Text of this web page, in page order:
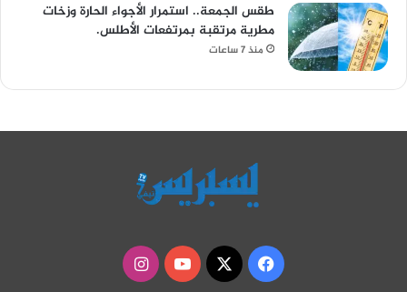
طقس الجمعة.. استمرار الأجواء الحارة وزخات
مطرية مرتقبة بمرتفعات الأطلس.
منذ 7 ساعات
فيسبوك
‫X
‫YouTubeانستقرام